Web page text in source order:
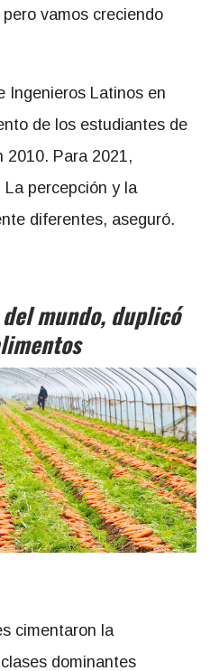
vamos creciendo
Ingenieros Latinos en
de los estudiantes de
2010. Para 2021,
percepción y la
diferentes, aseguró.
mundo, duplicó
cimentaron la
dominantes